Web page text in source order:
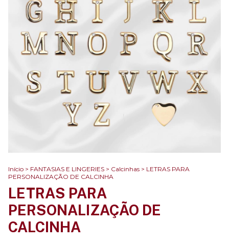
Início > FANTASIAS E LINGERIES > Calcinhas > LETRAS PARA
PERSONALIZAÇÃO DE CALCINHA
LETRAS PARA
PERSONALIZAÇÃO DE
CALCINHA